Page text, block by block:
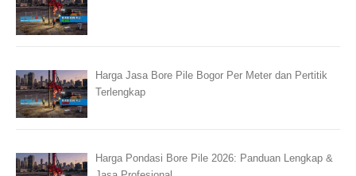
Harga Jasa Bore Pile Bogor Per Meter dan Pertitik
Terlengkap
Harga Pondasi Bore Pile 2026: Panduan Lengkap &